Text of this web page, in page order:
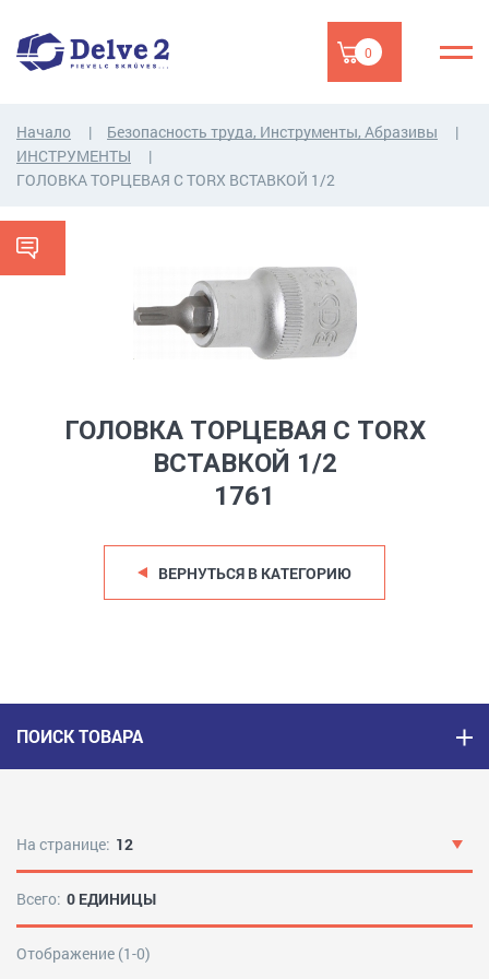
0
Начало
Безопасность труда, Инструменты, Абразивы
ИНСТРУМЕНТЫ
ГОЛОВКА ТОРЦЕВАЯ С TORX ВСТАВКОЙ 1/2
ГОЛОВКА ТОРЦЕВАЯ С TORX
ВСТАВКОЙ 1/2
1761
ВЕРНУТЬСЯ В КАТЕГОРИЮ
ПОИСК ТОВАРА
На странице: 12
Всего: 0 ЕДИНИЦЫ
Отображение (1-0)